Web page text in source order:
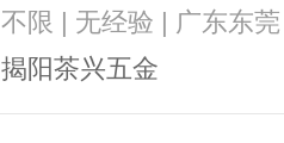
不限 | 无经验 | 广东东莞
揭阳茶兴五金